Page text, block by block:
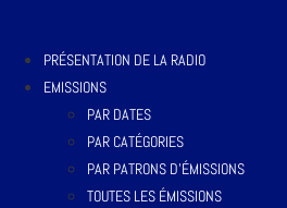
PRÉSENTATION DE LA RADIO
EMISSIONS
PAR DATES
PAR CATÉGORIES
PAR PATRONS D’ÉMISSIONS
TOUTES LES ÉMISSIONS